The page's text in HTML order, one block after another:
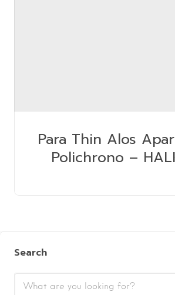
Para Thin Alos
Polichrono –
Search